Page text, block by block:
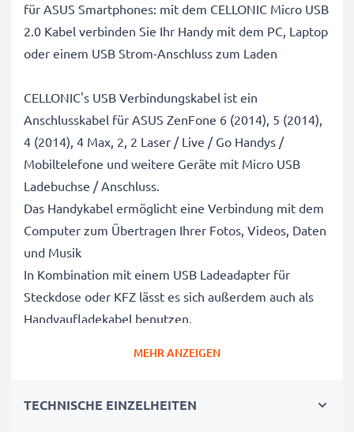
für ASUS Smartphones: mit dem CELLONIC Micro USB
2.0 Kabel verbinden Sie Ihr Handy mit dem PC, Laptop
oder einem USB Strom-Anschluss zum Laden
CELLONIC's USB Verbindungskabel ist ein
Anschlusskabel für ASUS ZenFone 6 (2014), 5 (2014),
4 (2014), 4 Max, 2, 2 Laser / Live / Go Handys /
Mobiltelefone und weitere Geräte mit Micro USB
Ladebuchse / Anschluss.
Das Handykabel ermöglicht eine Verbindung mit dem
Computer zum Übertragen Ihrer Fotos, Videos, Daten
und Musik
In Kombination mit einem USB Ladeadapter für
Steckdose oder KFZ lässt es sich außerdem auch als
Handyaufladekabel benutzen.
✔ Micro USB auf USB A Adapterkabel für alle
MEHR ANZEIGEN
TECHNISCHE EINZELHEITEN